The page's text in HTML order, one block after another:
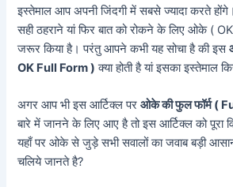
इस्तेमाल आप अपनी जिंदगी में सबसे ज्यादा करते
सही ठहराने यां फिर बात को रोकने के लिए ओके (
जरूर किया है। परंतु आपने कभी यह सोचा है की इस
OK Full Form ) क्या होती है यां इसका इस्तेमाल
अगर आप भी इस आर्टिक्ल परओके की फुल फॉर्म (
बारे में जानने के लिए आए है तो इस आर्टिक्ल को पूरा
यहाँ पर ओके से जुड़े सभी सवालों का जवाब बड़ी
चलिये जानते है?